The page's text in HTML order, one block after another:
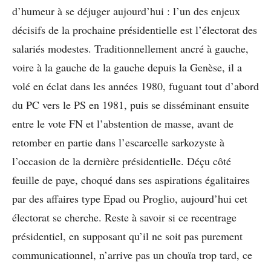
d’humeur à se déjuger aujourd’hui : l’un des enjeux
décisifs de la prochaine présidentielle est l’électorat des
salariés modestes. Traditionnellement ancré à gauche,
voire à la gauche de la gauche depuis la Genèse, il a
volé en éclat dans les années 1980, fuguant tout d’abord
du PC vers le PS en 1981, puis se disséminant ensuite
entre le vote FN et l’abstention de masse, avant de
retomber en partie dans l’escarcelle sarkozyste à
l’occasion de la dernière présidentielle. Déçu côté
feuille de paye, choqué dans ses aspirations égalitaires
par des affaires type Epad ou Proglio, aujourd’hui cet
électorat se cherche. Reste à savoir si ce recentrage
présidentiel, en supposant qu’il ne soit pas purement
communicationnel, n’arrive pas un chouïa trop tard, ce